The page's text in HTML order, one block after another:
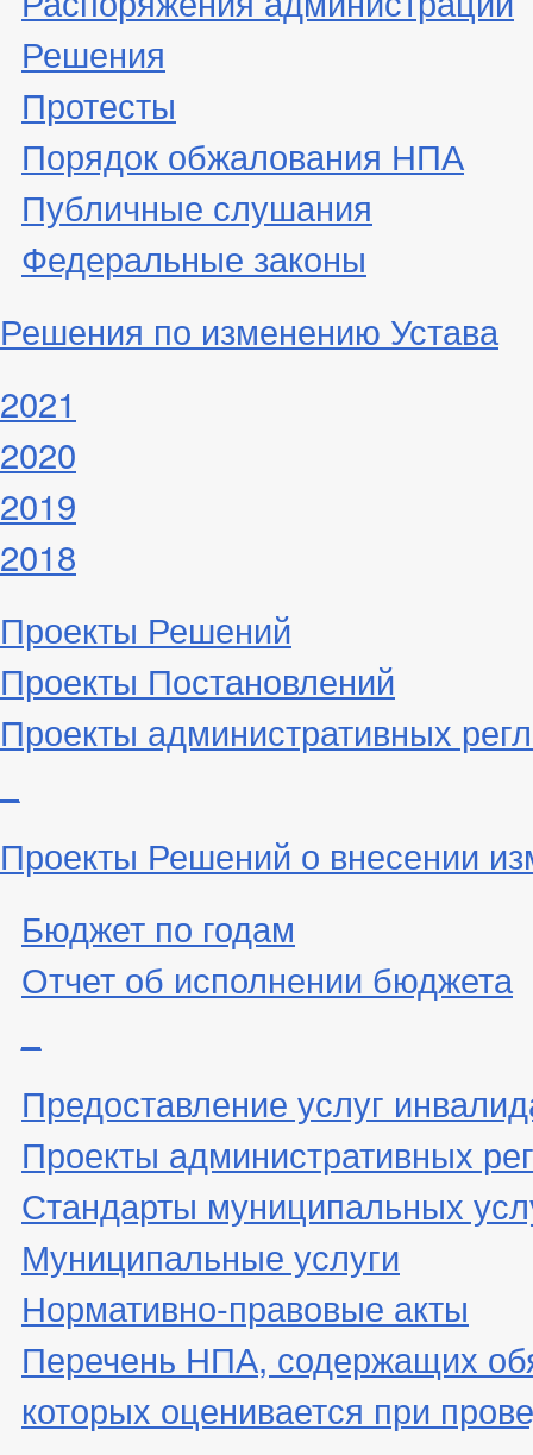
Решения
Протесты
Порядок обжалования НПА
Публичные слушания
Федеральные законы
Решения по изменению Устава
2021
2020
2019
2018
Проекты Решений
Проекты Постановлений
Проекты административных
Проекты Решений о внесении
Бюджет по годам
Отчет об исполнении бюджета
Предоставление услуг
Проекты административных
Стандарты муниципальных
Муниципальные услуги
Нормативно-правовые акты
Перечень НПА, содержащих
которых оценивается при